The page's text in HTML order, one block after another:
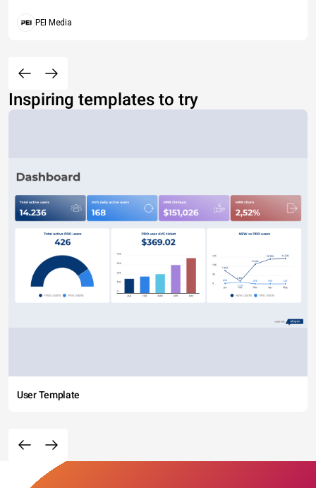
PEI Media
Inspiring templates to try
User Template